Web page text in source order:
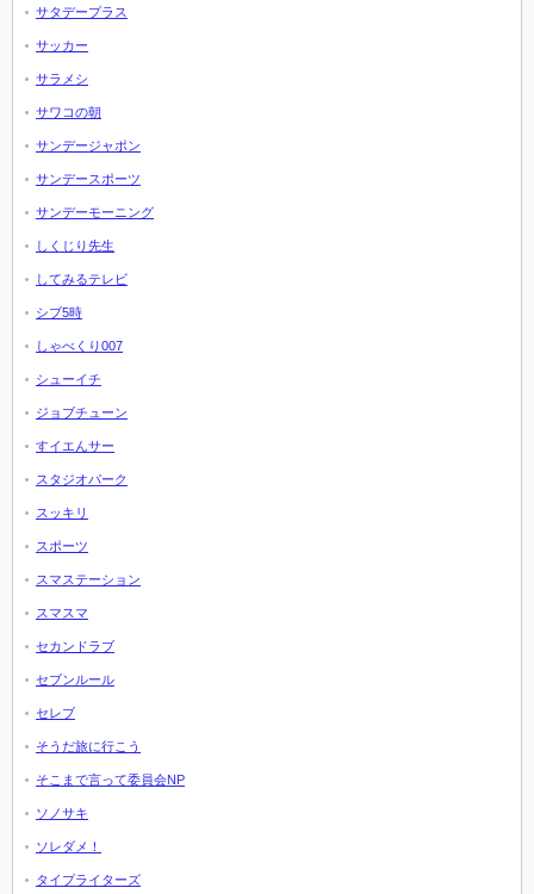
サタデープラス
サッカー
サラメシ
サワコの朝
サンデージャポン
サンデースポーツ
サンデーモーニング
しくじり先生
してみるテレビ
シブ5時
しゃべくり007
シューイチ
ジョブチューン
すイエんサー
スタジオパーク
スッキリ
スポーツ
スマステーション
スマスマ
セカンドラブ
セブンルール
セレブ
そうだ旅に行こう
そこまで言って委員会NP
ソノサキ
ソレダメ！
タイプライターズ